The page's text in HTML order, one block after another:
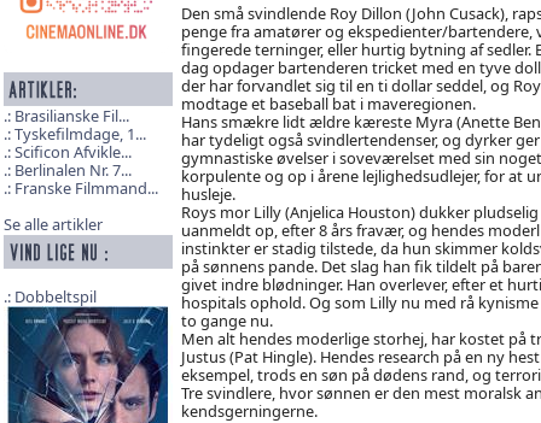
Brasilianske Fil...
Tyskefilmdage, 1...
Scificon Afvikle...
Berlinalen Nr. 7...
Franske Filmmand...
Se alle artikler
Dobbeltspil
Den små svindlende Roy Dillon (John Cusack),
penge fra amatører og ekspedienter/bartendere,
fingerede terninger, eller hurtig bytning af sedler.
dag opdager bartenderen tricket med en tyve
der har forvandlet sig til en ti dollar seddel, og
modtage et baseball bat i maveregionen.
Hans smækre lidt ældre kæreste Myra (Anette
har tydeligt også svindlertendenser, og dyrker
gymnastiske øvelser i soveværelset med sin noget
korpulente og op i årene lejlighedsudlejer, for at
husleje.
Roys mor Lilly (Anjelica Houston) dukker pludselig
uanmeldt op, efter 8 års fravær, og hendes
instinkter er stadig tilstede, da hun skimmer
på sønnens pande. Det slag han fik tildelt på
givet indre blødninger. Han overlever, efter et
hospitals ophold. Og som Lilly nu med rå
to gange nu.
Men alt hendes moderlige storhej, har kostet på
Justus (Pat Hingle). Hendes research på en ny
eksempel, trods en søn på dødens rand, og
Tre svindlere, hvor sønnen er den mest moralsk
kendsgerningerne.